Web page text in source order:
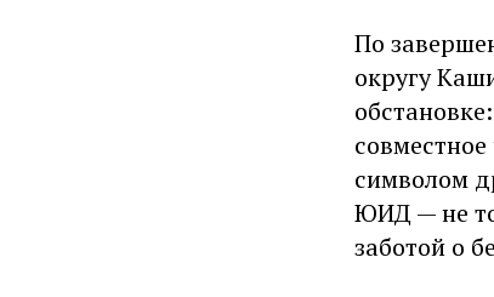
По
округу
символом
ЮИД — не
заботой о